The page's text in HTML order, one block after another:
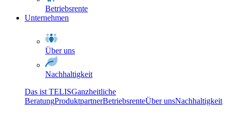
Betriebsrente
Unternehmen
Über uns
Nachhaltigkeit
Das ist TELISGanzheitliche
BeratungProduktpartnerBetriebsrenteÜber unsNachhaltigkeit